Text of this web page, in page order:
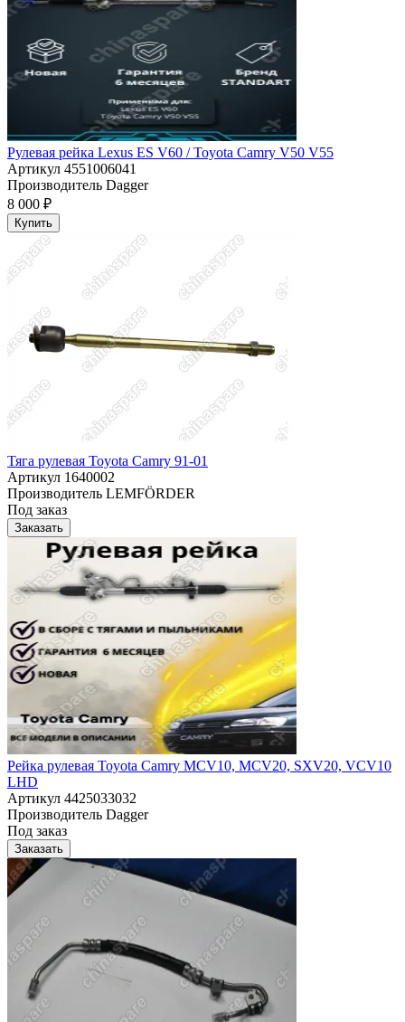
Рулевая рейка Lexus ES V60 / Toyota Camry V50 V55
Артикул 4551006041
Производитель Dagger
8 000 ₽
Купить
Тяга рулевая Toyota Camry 91-01
Артикул 1640002
Производитель LEMFÖRDER
Под заказ
Заказать
Рейка рулевая Toyota Camry MCV10, MCV20, SXV20, VCV10
LHD
Артикул 4425033032
Производитель Dagger
Под заказ
Заказать